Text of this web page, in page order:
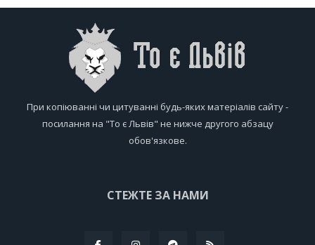
При копіюванні чи цитуванні будь-яких матеріалів сайту -
посилання на "То є Львів" не нижче другого абзацу
обов'язкове.
СТЕЖТЕ ЗА НАМИ